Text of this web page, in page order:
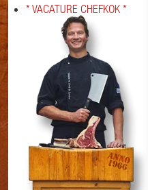
* VACATURE CHEFKOK *